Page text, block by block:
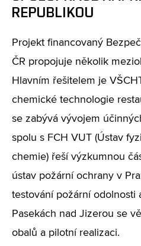
REPUBLIKOU
Projekt financovaný
ČR propojuje několik
Hlavním řešitelem je
chemické technologie
se zabývá vývojem
spolu s FCH VUT (Ústav
chemie) řeší výzkumnou
ústav požární ochrany v
testování požární odolnosti
Pasekách nad Jizerou se
obalů a pilotní realizaci.